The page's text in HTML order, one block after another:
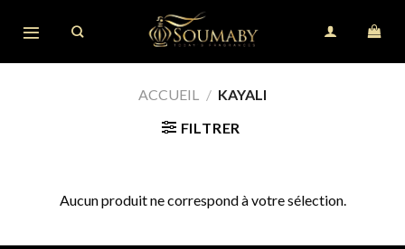
ACCUEIL / KAYALI
FILTRER
Aucun produit ne correspond à votre sélection.